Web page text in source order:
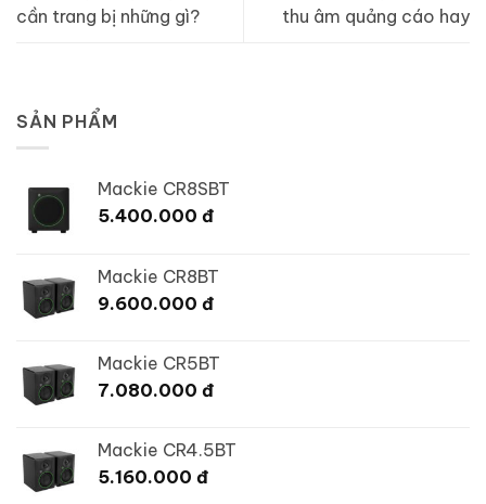
cần trang bị những gì?
thu âm quảng cáo hay
SẢN PHẨM
Mackie CR8SBT
5.400.000 đ
Mackie CR8BT
9.600.000 đ
Mackie CR5BT
7.080.000 đ
Mackie CR4.5BT
5.160.000 đ